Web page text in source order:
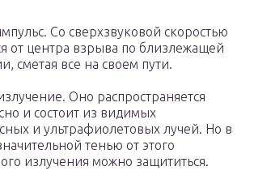
Со сверхзвуковой скоростью
от центра взрыва по близлежащей
сметая все на своем пути.
Оно распространяется
и состоит из видимых
и ультрафиолетовых лучей. Но в
тенью от этого
излучения можно защититься.